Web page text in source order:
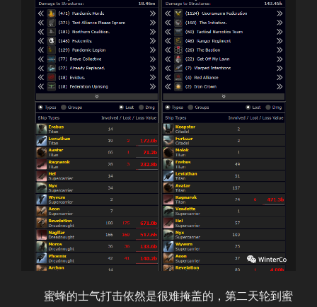
蜜蜂的士气打击依然是很难掩盖的，第二天轮到蜜